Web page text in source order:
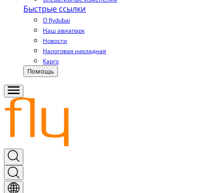
Быстрые ссылки
О flydubai
Наш авиапарк
Новости
Налоговая накладная
Карго
Помощь